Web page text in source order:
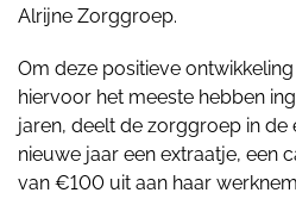
Alrijne Zorggroep.
Om deze positieve
hiervoor het meeste hebben
jaren, deelt de zorggroep in de
nieuwe jaar een extraatje, een
van €100 uit aan haar